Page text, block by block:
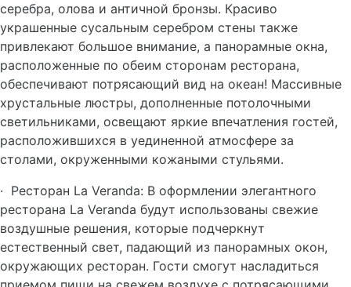
серебра, олова и античной бронзы. Красиво
украшенные сусальным серебром стены также
привлекают большое внимание, а панорамные окна,
расположенные по обеим сторонам ресторана,
обеспечивают потрясающий вид на океан! Массивные
хрустальные люстры, дополненные потолочными
светильниками, освещают яркие впечатления гостей,
расположившихся в уединенной атмосфере за
столами, окруженными кожаными стульями.
· Ресторан La Veranda: В оформлении элегантного
ресторана La Veranda будут использованы свежие
воздушные решения, которые подчеркнут
естественный свет, падающий из панорамных окон,
окружающих ресторан. Гости смогут насладиться